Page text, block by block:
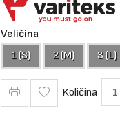
Veličina
1 (S)
2 (M) 3 (L)
Količina